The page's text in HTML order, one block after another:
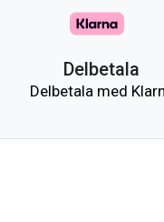
Delbetala
Delbetala med